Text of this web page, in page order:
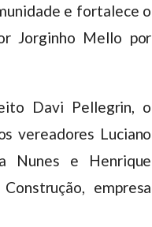
e fortalece o
Jorginho Mello por
Davi Pellegrin, o
vereadores Luciano
Nunes e Henrique
empresa